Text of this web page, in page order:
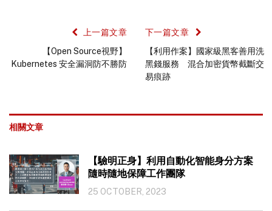
上一篇文章
【Open Source視野】
Kubernetes 安全漏洞防不勝防
下一篇文章
【利用作案】國家級黑客善用洗
黑錢服務 混合加密貨幣截斷交
易痕跡
相關文章
【驗明正身】利用自動化智能身分方案
隨時隨地保障工作團隊
25 OCTOBER, 2023